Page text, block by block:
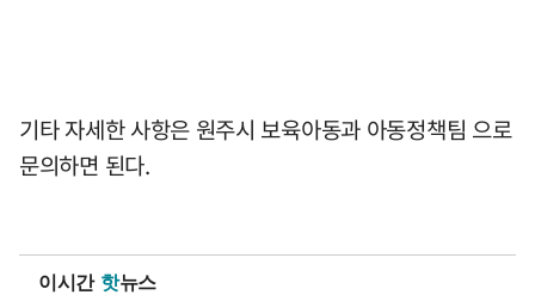
기타 자세한 사항은 원주시 보육아동과 아동정책팀 으로
문의하면 된다.
이시간 핫뉴스